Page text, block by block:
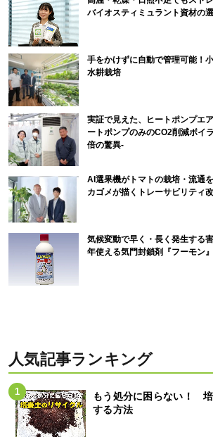
バイオスティミュラント資材の
手をかけずに自動で管理可能！
水耕栽培
実証で見えた、ヒートポンプエ
ートポンプのみのCO2削減ボイ
倍の驚異-
AI選果機がトマトの栽培・流通
カゴメが描くトレーサビリティ
気候変動で早く・長く発生する
年使える気門封鎖剤『フーモン』
人気記事ランキング
もう処分に困らない！
する方法